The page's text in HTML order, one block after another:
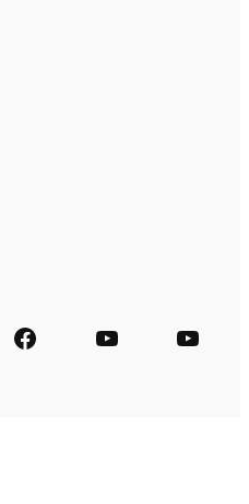
Facebook Agile Videos Tech-Videos